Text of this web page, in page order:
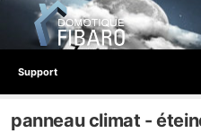
Support
panneau climat -